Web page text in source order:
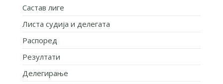
Састав лиге
Листа судија и делегата
Распоред
Резултати
Делегирање